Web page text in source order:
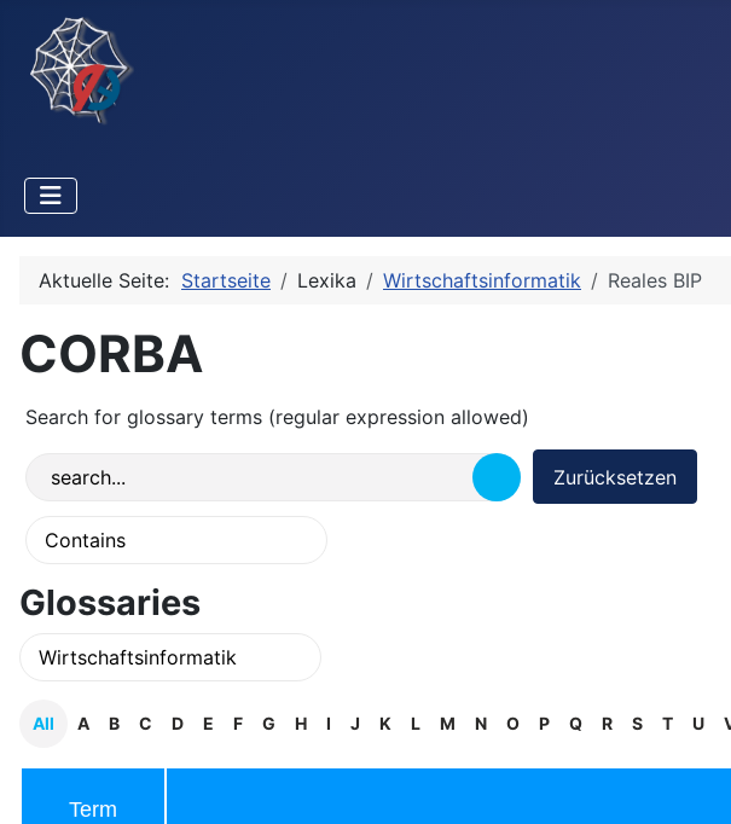
Aktuelle Seite: Startseite Lexika Wirtschaftsinformatik Reales BIP
CORBA
Search for glossary terms (regular expression allowed)
Glossaries
All A B C D E F G H I J K L M N O P Q R S T U
Term